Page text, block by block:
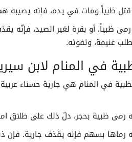
ظبياً ومات في يده، فإنه يصيبه
ظبياً، أو بقرة لغير الصيد، فإنّه
غنيمة، وتفوته.
في المنام لابن
في المنام هي جارية حسناء
رمى ظبية بحجر، دلّ ذلك على طلاق
رماها بسهم فإنه يقذف جارية. فإن